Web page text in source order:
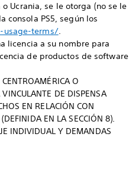
Ucrania, se le otorga (no se le
consola PS5, según los
usage-terms/.
licencia a su nombre para
de productos de software
O
DE DISPENSA
EN RELACIÓN CON
EN LA SECCIÓN 8).
INDIVIDUAL Y DEMANDAS